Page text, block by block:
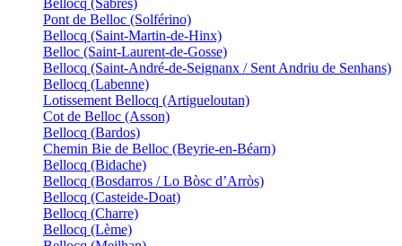
Bellocq (Sabres)
Pont de Belloc (Solférino)
Bellocq (Saint-Martin-de-Hinx)
Belloc (Saint-Laurent-de-Gosse)
Bellocq (Saint-André-de-Seignanx / Sent Andriu de Senhans)
Bellocq (Labenne)
Lotissement Bellocq (Artigueloutan)
Cot de Belloc (Asson)
Bellocq (Bardos)
Chemin Bie de Belloc (Beyrie-en-Béarn)
Bellocq (Bidache)
Bellocq (Bosdarros / Lo Bòsc d’Arròs)
Bellocq (Casteide-Doat)
Bellocq (Charre)
Bellocq (Lème)